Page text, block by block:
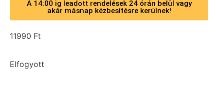
A 14:00 ig leadott rendelések 24 órán belül vagy
akár másnap kézbesítésre kerülnek!
11990 Ft
Elfogyott